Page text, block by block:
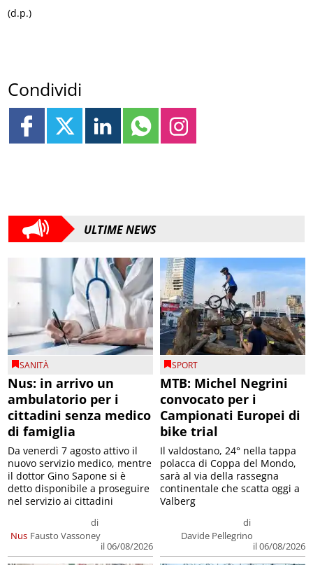
(d.p.)
Condividi
ULTIME NEWS
SANITÀ
Nus: in arrivo un
ambulatorio per i
cittadini senza medico
di famiglia
Nus
di
Fausto Vassoney
il 06/08/2026
Da venerdì 7 agosto attivo il
nuovo servizio medico, mentre
il dottor Gino Sapone si è
detto disponibile a proseguire
nel servizio ai cittadini
SPORT
MTB: Michel Negrini
convocato per i
Campionati Europei di
bike trial
di
Davide Pellegrino
il 06/08/2026
Il valdostano, 24° nella tappa
polacca di Coppa del Mondo,
sarà al via della rassegna
continentale che scatta oggi a
Valberg